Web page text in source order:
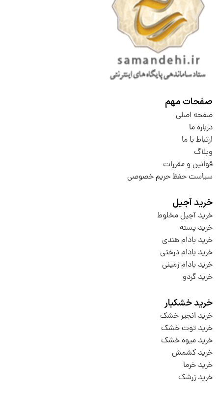
صفحات مهم
صفحه اصلی
درباره ما
ارتباط با ما
وبلاگ
قوانین و مقررات
سیاست حفظ حریم خصوصی
خرید آجیل
خرید آجیل مخلوط
خرید پسته
خرید بادام هندی
خرید بادام درختی
خرید بادام زمینی
خرید گردو
خرید خشکبار
خرید انجیر خشک
خرید توت خشک
خرید میوه خشک
خرید کشمش
خرید خرما
خرید زرشک